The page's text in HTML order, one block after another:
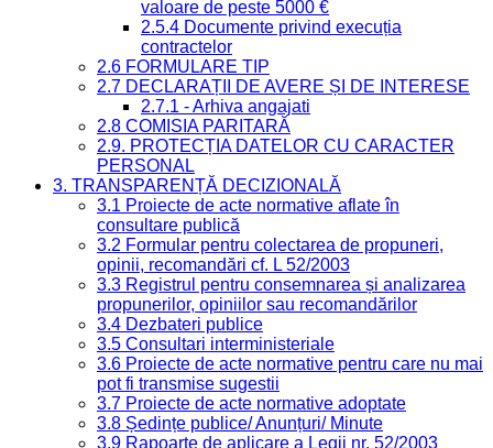
valoare de peste 5000 €
2.5.4 Documente privind execuția
contractelor
2.6 FORMULARE TIP
2.7 DECLARAȚII DE AVERE ȘI DE INTERESE
2.7.1 - Arhiva angajati
2.8 COMISIA PARITARĂ
2.9. PROTECȚIA DATELOR CU CARACTER
PERSONAL
3. TRANSPARENȚĂ DECIZIONALĂ
3.1 Proiecte de acte normative aflate în
consultare publică
3.2 Formular pentru colectarea de propuneri,
opinii, recomandări cf. L 52/2003
3.3 Registrul pentru consemnarea și analizarea
propunerilor, opiniilor sau recomandărilor
3.4 Dezbateri publice
3.5 Consultari interministeriale
3.6 Proiecte de acte normative pentru care nu mai
pot fi transmise sugestii
3.7 Proiecte de acte normative adoptate
3.8 Ședințe publice/ Anunțuri/ Minute
3.9 Rapoarte de aplicare a Legii nr. 52/2003